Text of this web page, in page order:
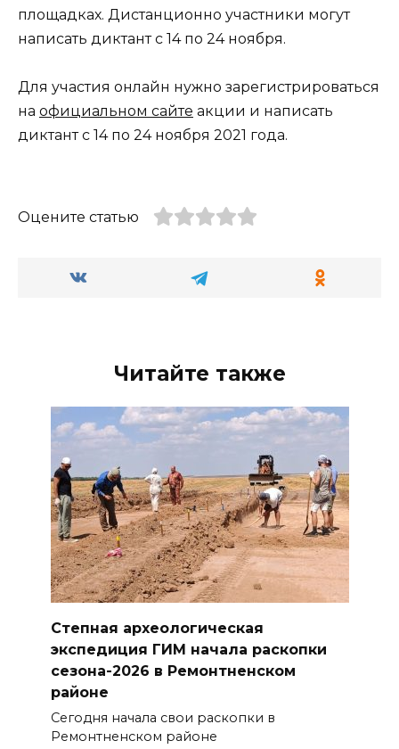
площадках. Дистанционно участники могут
написать диктант с 14 по 24 ноября.
Для участия онлайн нужно зарегистрироваться
на официальном сайте акции и написать
диктант с 14 по 24 ноября 2021 года.
Оцените статью
Читайте также
Степная археологическая
экспедиция ГИМ начала раскопки
сезона-2026 в Ремонтненском
районе
Сегодня начала свои раскопки в
Ремонтненском районе